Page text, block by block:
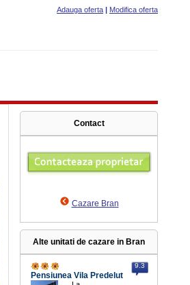
Adauga oferta | Modifica oferta
Contact
Cazare Bran
Alte unitati de cazare in Bran
Pensiunea Vila Predelut
9.3